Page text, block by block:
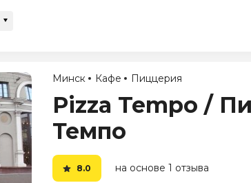
Минск Кафе Пиццерия
Pizza Tempo /
Темпо
8.0 на основе 1 отзыва